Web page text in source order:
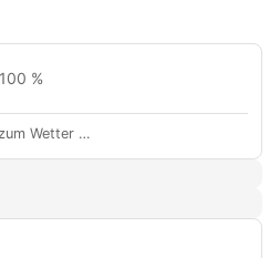
100 %
Wetter …